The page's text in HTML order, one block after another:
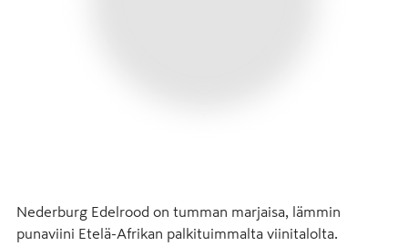
Nederburg Edelrood on tumman marjaisa, lämmin
punaviini Etelä-Afrikan palkituimmalta viinitalolta.